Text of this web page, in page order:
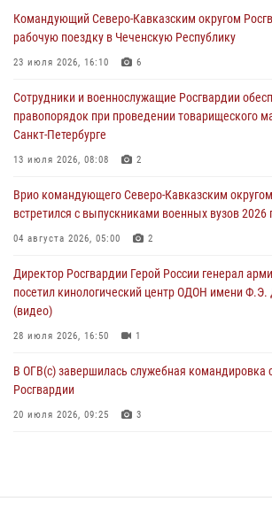
второй годовщине вторжения ВСУ на
06 августа 2026, 11:56
угрожавшего подростку травматическим
06 августа 2026, 11:33 1
В Зауралье при содействии СОБР Росгвардии
06 августа 2026, 11:27
В Москве росгвардейцы задержали троих
06 августа 2026, 11:20 1
Командующий Северо-Кавказским округом
рабочую поездку в Чеченскую Республику
23 июля 2026, 16:10 6
Сотрудники и военнослужащие Росгвардии
правопорядок при проведении товарищеского
Санкт-Петербурге
13 июля 2026, 08:08 2
Врио командующего Северо-Кавказским
встретился с выпускниками военных вузов 2026
04 августа 2026, 05:00 2
Директор Росгвардии Герой России генерал
посетил кинологический центр ОДОН имени Ф.Э.
(видео)
28 июля 2026, 16:50 1
В ОГВ(с) завершилась служебная
Росгвардии
20 июля 2026, 09:25 3